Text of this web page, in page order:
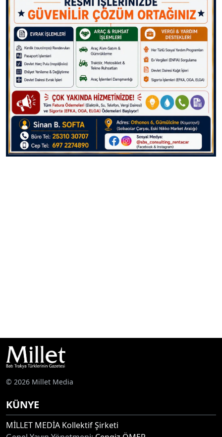
© 2026 Millet Media
KÜNYE
MİLLET MEDİA Kollektif Şirketi